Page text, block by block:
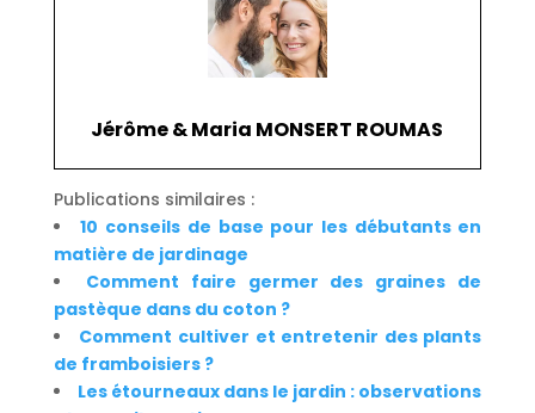
Jérôme & Maria MONSERT ROUMAS
Publications similaires :
10 conseils de base pour les débutants en
matière de jardinage
Comment faire germer des graines de
pastèque dans du coton ?
Comment cultiver et entretenir des plants
de framboisiers ?
Les étourneaux dans le jardin : observations